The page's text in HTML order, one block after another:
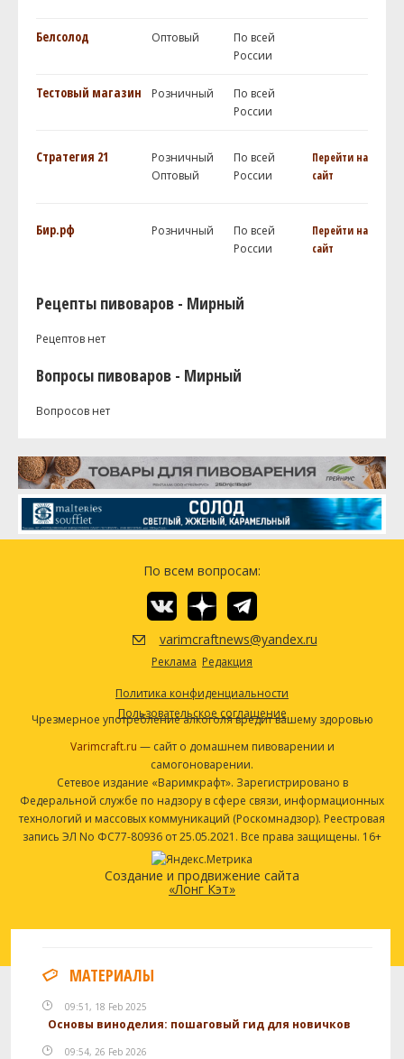
Белсолод Оптовый
По всей
России
Тестовый магазин Розничный
По всей
России
Стратегия 21
Розничный
Оптовый
По всей
России
Перейти на
сайт
Бир.рф Розничный
По всей
России
Перейти на
сайт
Рецепты пивоваров - Мирный
Рецептов нет
Вопросы пивоваров - Мирный
Вопросов нет
По всем вопросам:
varimcraftnews@yandex.ru
Реклама Редакция
Политика конфиденциальности
Пользовательское соглашение
Чрезмерное употребление алкоголя вредит вашему здоровью
Varimcraft.ru — сайт о домашнем пивоварении и
самогоноварении.
Сетевое издание «Варимкрафт». Зарегистрировано в
Федеральной службе по надзору в сфере связи, информационных
технологий и массовых коммуникаций (Роскомнадзор). Реестровая
запись ЭЛ No ФС77-80936 от 25.05.2021. Все права защищены. 16+
Создание и продвижение сайта
«Лонг Кэт»
МАТЕРИАЛЫ
09:51, 18 Feb 2025
Основы виноделия: пошаговый гид для новичков
09:54, 26 Feb 2026